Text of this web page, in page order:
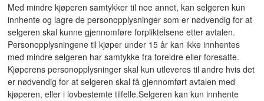
Med mindre kjøperen samtykker til noe annet, kan selgeren kun
innhente og lagre de personopplysninger som er nødvendig for at
selgeren skal kunne gjennomføre forpliktelsene etter avtalen.
Personopplysningene til kjøper under 15 år kan ikke innhentes
med mindre selgeren har samtykke fra foreldre eller foresatte.
Kjøperens personopplysninger skal kun utleveres til andre hvis det
er nødvendig for at selgeren skal få gjennomført avtalen med
kjøperen, eller i lovbestemte tilfelle.Selgeren kan kun innhente